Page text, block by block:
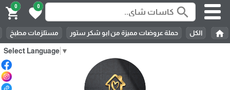
Select Language ▼
search
0
favorite
0
shopping_cart
home الكل حملة عروضات مميزة من ابو شكر ستور مستلزمات مطبخ